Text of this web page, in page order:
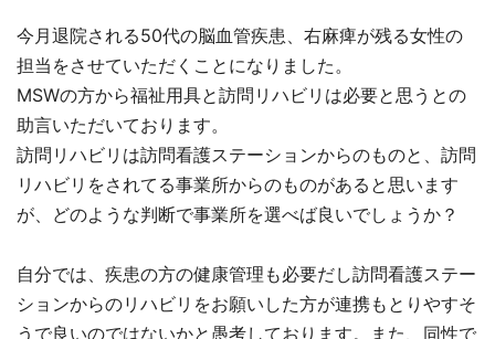
今月退院される50代の脳血管疾患、右麻痺が残る女性の
担当をさせていただくことになりました。
MSWの方から福祉用具と訪問リハビリは必要と思うとの
助言いただいております。
訪問リハビリは訪問看護ステーションからのものと、訪問
リハビリをされてる事業所からのものがあると思います
が、どのような判断で事業所を選べば良いでしょうか？
自分では、疾患の方の健康管理も必要だし訪問看護ステー
ションからのリハビリをお願いした方が連携もとりやすそ
うで良いのではないかと愚考しております。また、同性で